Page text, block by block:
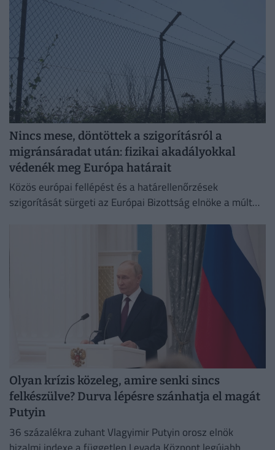
Nincs mese, döntöttek a szigorításról a
migránsáradat után: fizikai akadályokkal
védenék meg Európa határait
Közös európai fellépést és a határellenőrzések
szigorítását sürgeti az Európai Bizottság elnöke a múlt
Olyan krízis közeleg, amire senki sincs
felkészülve? Durva lépésre szánhatja el magát
Putyin
36 százalékra zuhant Vlagyimir Putyin orosz elnök